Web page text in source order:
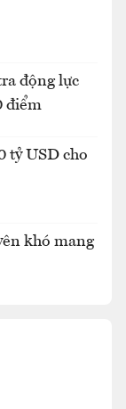
động lực
điểm
tỷ USD cho
khó mang